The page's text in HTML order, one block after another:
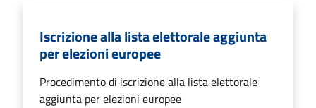
Iscrizione alla lista elettorale aggiunta
per elezioni europee
Procedimento di iscrizione alla lista elettorale
aggiunta per elezioni europee